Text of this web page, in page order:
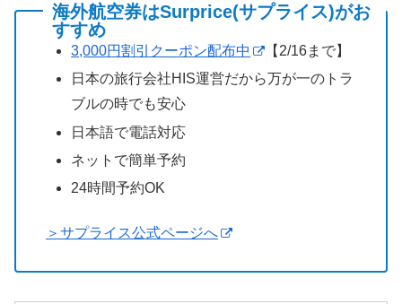
海外航空券はSurprice(サプライス)がお
すすめ
3,000円割引クーポン配布中
【2/16まで】
日本の旅行会社HIS運営だから万が一のトラ
ブルの時でも安心
日本語で電話対応
ネットで簡単予約
24時間予約OK
＞サプライス公式ページへ